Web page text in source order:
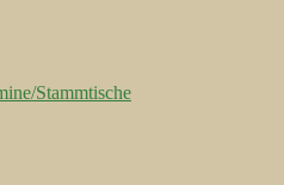
Stammtische